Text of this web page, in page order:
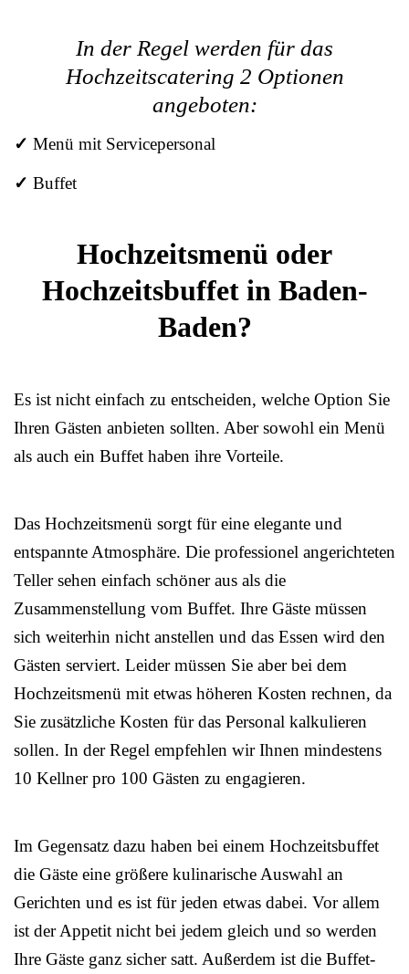
In der Regel werden für das
Hochzeitscatering 2 Optionen
angeboten:
✓ Menü mit Servicepersonal
✓ Buffet
Hochzeitsmenü oder
Hochzeitsbuffet in Baden-
Baden?
Es ist nicht einfach zu entscheiden, welche Option Sie
Ihren Gästen anbieten sollten. Aber sowohl ein Menü
als auch ein Buffet haben ihre Vorteile.
Das Hochzeitsmenü sorgt für eine elegante und
entspannte Atmosphäre. Die professionel angerichteten
Teller sehen einfach schöner aus als die
Zusammenstellung vom Buffet. Ihre Gäste müssen
sich weiterhin nicht anstellen und das Essen wird den
Gästen serviert. Leider müssen Sie aber bei dem
Hochzeitsmenü mit etwas höheren Kosten rechnen, da
Sie zusätzliche Kosten für das Personal kalkulieren
sollen. In der Regel empfehlen wir Ihnen mindestens
10 Kellner pro 100 Gästen zu engagieren.
Im Gegensatz dazu haben bei einem Hochzeitsbuffet
die Gäste eine größere kulinarische Auswahl an
Gerichten und es ist für jeden etwas dabei. Vor allem
ist der Appetit nicht bei jedem gleich und so werden
Ihre Gäste ganz sicher satt. Außerdem ist die Buffet-